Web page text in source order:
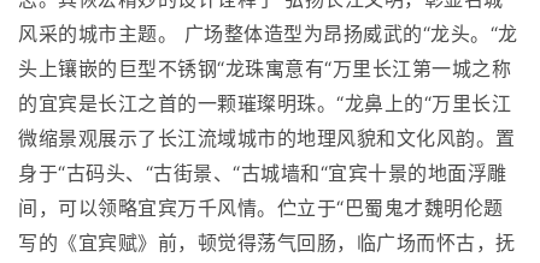
风采的城市主题。 广场整体造型为昂扬威武的“龙头。“龙
头上镶嵌的巨型不锈钢“龙珠寓意有“万里长江第一城之称
的宜宾是长江之首的一颗璀璨明珠。“龙鼻上的“万里长江
微缩景观展示了长江流域城市的地理风貌和文化风韵。置
身于“古码头、“古街景、“古城墙和“宜宾十景的地面浮雕
间，可以领略宜宾万千风情。伫立于“巴蜀鬼才魏明伦题
写的《宜宾赋》前，顿觉得荡气回肠，临广场而怀古，抚